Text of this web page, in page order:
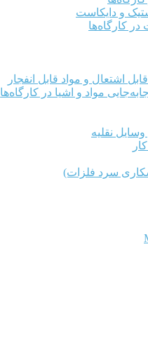
و دایکاست
در کارگاه‌ها
اشتعال و مواد قابل انفجار
مواد و اشیا در کارگاه‌ها
نقلیه
سرد فلزات)